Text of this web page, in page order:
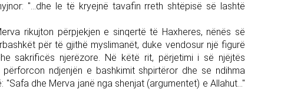
"...dhe le të kryejnë tavafin rreth shtëpisë së lashtë
rikujton përpjekjen e sinqertë të Haxheres, nënës së
për të gjithë myslimanët, duke vendosur një figurë
sakrificës njerëzore. Në këtë rit, përjetimi i së njëjtës
ndjenjën e bashkimit shpirtëror dhe se ndihma
dhe Merva janë nga shenjat (argumentet) e Allahut..."